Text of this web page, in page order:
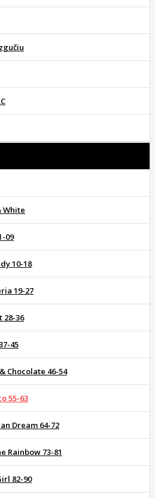
White
09
10-18
19-27
28-36
45
Chocolate 46-54
55-63
Dream 64-72
Rainbow 73-81
82-90